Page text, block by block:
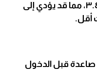
كسر وإغلاق أسبوعي أسفل ٣.٤١، مما قد يؤدي إلى
أقل.
قبل الدخول